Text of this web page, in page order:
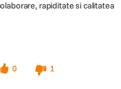
rapiditate si calitatea
0
1